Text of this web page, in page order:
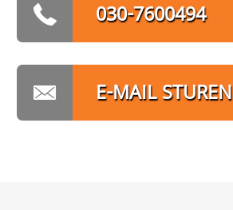
030-7600494
E-MAIL STUREN